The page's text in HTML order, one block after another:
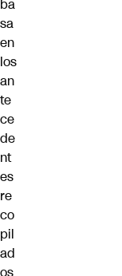
ba
sa
en
los
an
te
ce
de
nt
es
re
co
pil
ad